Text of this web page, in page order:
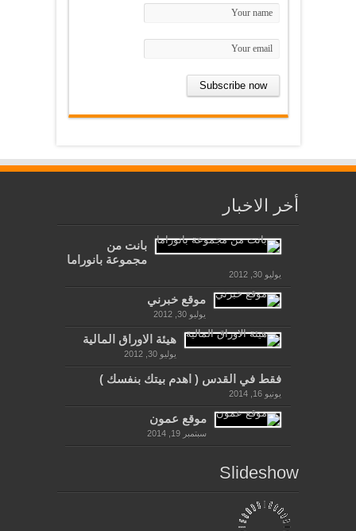
أخر الاخبار
بانت من
مجموعة بانوراما
يوليو 30, 2012
موقع خبرني
يوليو 30, 2012
هيئة الاوراق المالية
يوليو 30, 2012
فقط في القدس ( اهدم بيتك بنفسك )
يونيو 16, 2014
موقع عمون
سبتمبر 19, 2014
Slideshow